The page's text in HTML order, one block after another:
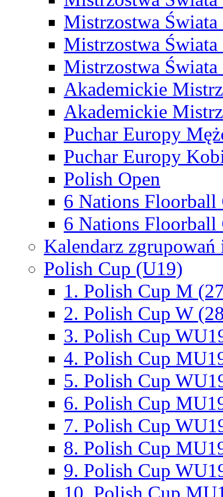
Mistrzostwa
Mistrzostwa
Mistrzostwa
Akademickie
Akademickie
Puchar Europy
Puchar Europy
Polish Open
6 Nations Floorball
6 Nations Floorball
Kalendarz
Polish Cup (U19)
1. Polish Cup M
2. Polish Cup W
3. Polish Cup
4. Polish Cup
5. Polish Cup
6. Polish Cup
7. Polish Cup
8. Polish Cup
9. Polish Cup
10. Polish Cup